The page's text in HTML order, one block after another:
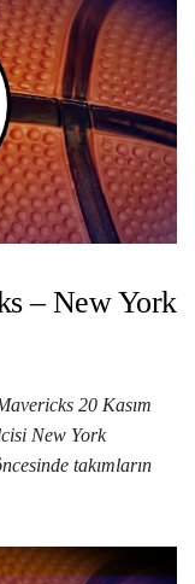
– New York
20 Kasım
New York
takımların